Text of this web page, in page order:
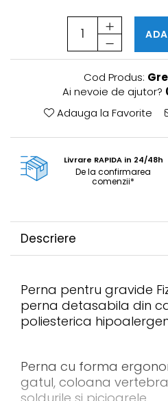
Cod Produs:
Ai nevoie de ajutor?
Adauga la Favorite
Livrare RAPIDA in 24/48h
De la confirmarea
comenzii*
Descriere
Perna pentru gravide
perna detasabila din
poliesterica
Perna cu forma
gatul, coloana